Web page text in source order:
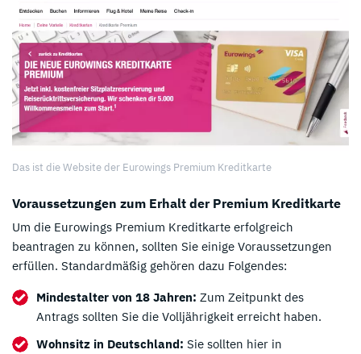
Das ist die Website der Eurowings Premium Kreditkarte
Voraussetzungen zum Erhalt der Premium Kreditkarte
Um die Eurowings Premium Kreditkarte erfolgreich
beantragen zu können, sollten Sie einige Voraussetzungen
erfüllen. Standardmäßig gehören dazu Folgendes:
Mindestalter von 18 Jahren: Zum Zeitpunkt des
Antrags sollten Sie die Volljährigkeit erreicht haben.
Wohnsitz in Deutschland: Sie sollten hier in